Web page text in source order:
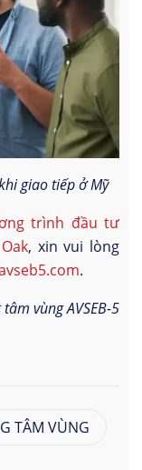
giao tiếp ở Mỹ
trình đầu tư
, xin vui lòng
.
tâm vùng AVSEB-5
TÂM VÙNG